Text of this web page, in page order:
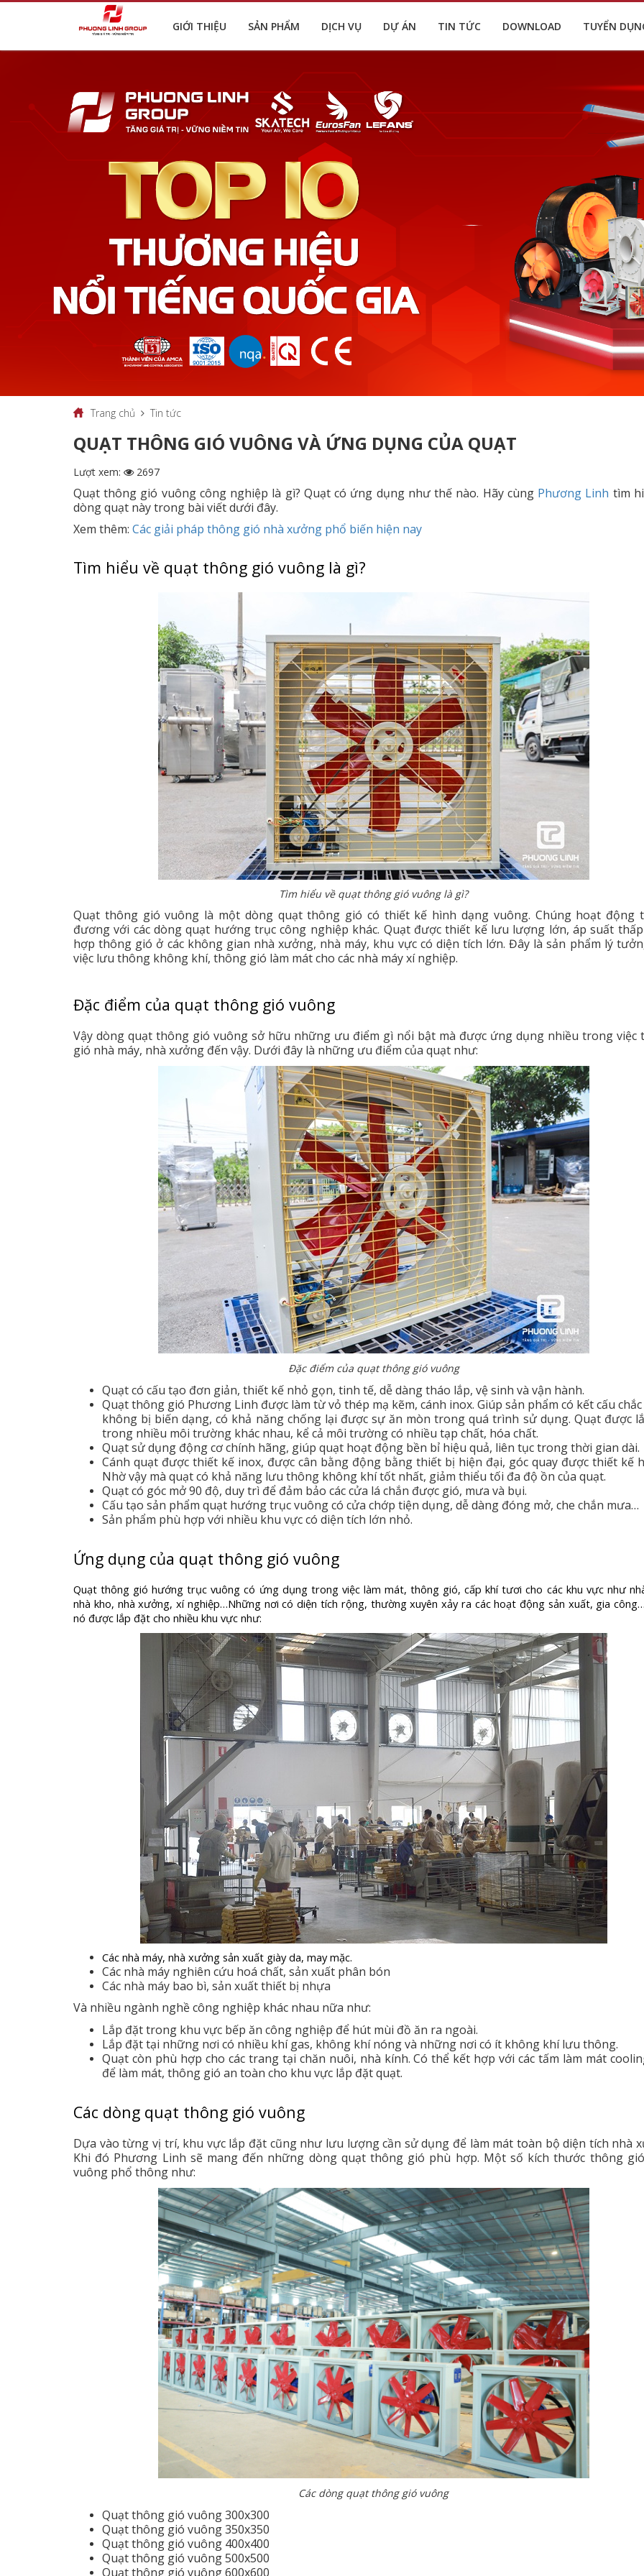
GIỚI THIỆU SẢN PHẨM DỊCH VỤ DỰ ÁN TIN TỨC DOWNLOAD TUYỂN
Trang chủ Tin tức
QUẠT THÔNG GIÓ VUÔNG VÀ ỨNG DỤNG CỦA QUẠT
Lượt xem: 2697
Quạt thông gió vuông công nghiệp là gì? Quạt có ứng dụng như thế nào. Hãy cùng Phương Linh tìm
dòng quạt này trong bài viết dưới đây.
Xem thêm: Các giải pháp thông gió nhà xưởng phổ biến hiện nay
Tìm hiểu về quạt thông gió vuông là gì?
Tìm hiểu về quạt thông gió vuông là gì?
Quạt thông gió vuông là một dòng quạt thông gió có thiết kế hình dạng vuông. Chúng hoạt động
đương với các dòng quạt hướng trục công nghiệp khác. Quạt được thiết kế lưu lượng lớn, áp suất
hợp thông gió ở các không gian nhà xưởng, nhà máy, khu vực có diện tích lớn.Đây là sản phẩm lý
việc lưu thông không khí, thông gió làm mát cho các nhà máy xí nghiệp.
Đặc điểm của quạt thông gió vuông
Vậy dòng quạt thông gió vuông sở hữu những ưu điểm gì nổi bật mà được ứng dụng nhiều trong việc
gió nhà máy, nhà xưởng đến vậy. Dưới đây là những ưu điểm của quạt như:
Đặc điểm của quạt thông gió vuông
Quạt có cấu tạo đơn giản, thiết kế nhỏ gọn, tinh tế, dễ dàng tháo lắp, vệ sinh và vận hành.
Quạt thông gió Phương Linh được làm từ vỏ thép mạ kẽm, cánh inox. Giúp sản phẩm có kết cấu chắc
không bị biến dạng, có khả năng chống lại được sự ăn mòn trong quá trình sử dụng. Quạt được
trong nhiều môi trường khác nhau, kể cả môi trường có nhiều tạp chất, hóa chất.
Quạt sử dụng động cơ chính hãng, giúp quạt hoạt động bền bỉ hiệu quả, liên tục trong thời gian dài.
Cánh quạt được thiết kế inox, được cân bằng động bằng thiết bị hiện đại, góc quay được thiết kế
Nhờ vậy mà quạt có khả năng lưu thông không khí tốt nhất, giảm thiểu tối đa độ ồn của quạt.
Quạt có góc mở 90 độ, duy trì để đảm bảo các cửa lá chắn được gió, mưa và bụi.
Cấu tạo sản phẩm quạt hướng trục vuông có cửa chớp tiện dụng, dễ dàng đóng mở, che chắn mưa…
Sản phẩm phù hợp với nhiều khu vực có diện tích lớn nhỏ.
Ứng dụng của quạt thông gió vuông
Quạt thông gió hướng trục vuông có ứng dụng trong việc làm mát, thông gió, cấp khí tươi cho các khu vực như
nhà kho, nhà xưởng, xí nghiệp…Những nơi có diện tích rộng, thường xuyên xảy ra các hoạt động sản xuất, gia
nó được lắp đặt cho nhiều khu vực như:
Các nhà máy, nhà xưởng sản xuất giày da, may mặc.
Các nhà máy nghiên cứu hoá chất, sản xuất phân bón
Các nhà máy bao bì, sản xuất thiết bị nhựa
Và nhiều ngành nghề công nghiệp khác nhau nữa như:
Lắp đặt trong khu vực bếp ăn công nghiệp để hút mùi đồ ăn ra ngoài.
Lắp đặt tại những nơi có nhiều khí gas, không khí nóng và những nơi có ít không khí lưu thông.
Quạt còn phù hợp cho các trang tại chăn nuôi, nhà kính. Có thể kết hợp với các tấm làm mát
để làm mát, thông gió an toàn cho khu vực lắp đặt quạt.
Các dòng quạt thông gió vuông
Dựa vào từng vị trí, khu vực lắp đặt cũng như lưu lượng cần sử dụng để làm mát toàn bộ diện tích nhà
Khi đó Phương Linh sẽ mang đến những dòng quạt thông gió phù hợp. Một số kích thước thông
vuông phổ thông như:
Các dòng quạt thông gió vuông
Quạt thông gió vuông 300x300
Quạt thông gió vuông 350x350
Quạt thông gió vuông 400x400
Quạt thông gió vuông 500x500
Quạt thông gió vuông 600x600